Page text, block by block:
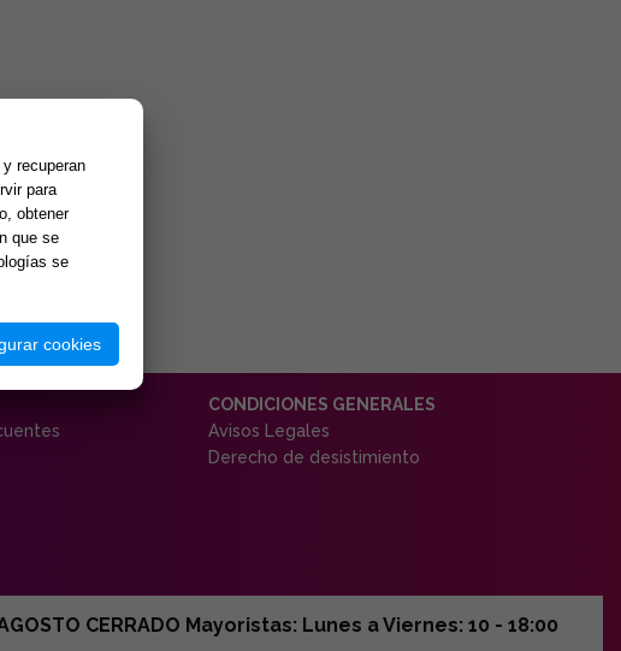
CONDICIONES GENERALES
Avisos Legales
Derecho de desistimiento
CERRADO Mayoristas: Lunes a Viernes: 10 - 18:00
recuperan
para
obtener
que se
se
cookies